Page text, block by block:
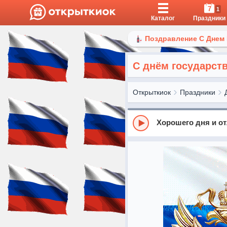
Каталог
7 1
Праздники
Поздравление С
С днём
Открыткиок Праздники
Хорошего дня и